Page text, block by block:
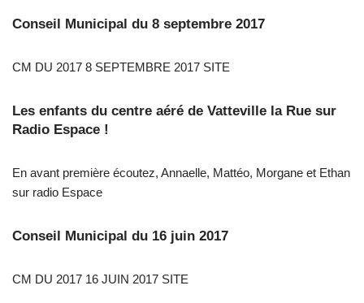
Conseil Municipal du 8 septembre 2017
CM DU 2017 8 SEPTEMBRE 2017 SITE
Les enfants du centre aéré de Vatteville la Rue sur
Radio Espace !
En avant première écoutez, Annaelle, Mattéo, Morgane et Ethan
sur radio Espace
Conseil Municipal du 16 juin 2017
CM DU 2017 16 JUIN 2017 SITE